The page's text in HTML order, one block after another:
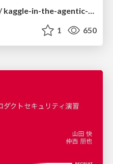
Agent 時代の Kaggle 展望 / kaggle-in-the-agentic-era
1 650